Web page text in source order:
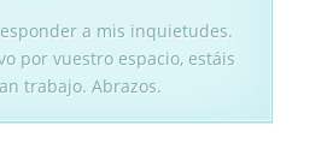
a mis inquietudes.
por vuestro espacio, estáis
trabajo. Abrazos.